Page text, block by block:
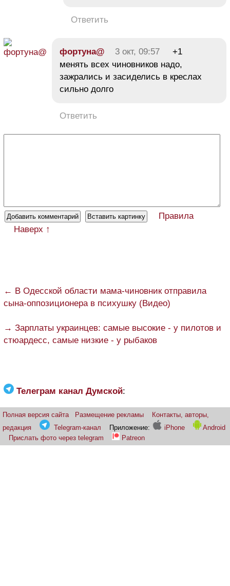
Ответить
фортуна@ 3 окт, 09:57
+1
менять всех чиновников надо,
зажрались и засиделись в креслах
сильно долго
Ответить
Правила
Наверх ↑
← В Одесской области мама-чиновник отправила
сына-оппозиционера в психушку (Видео)
→ Зарплаты украинцев: самые высокие - у пилотов и
стюардесс, самые низкие - у рыбаков
Телеграм канал Думской:
Полная версия сайта Размещение рекламы
Контакты, авторы,
редакция
Telegram-канал Приложение: iPhone
Android
Прислать фото через telegram
Patreon